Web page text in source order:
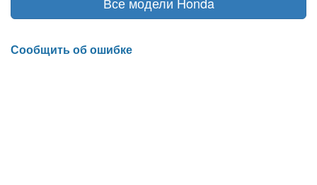
Сообщить об ошибке